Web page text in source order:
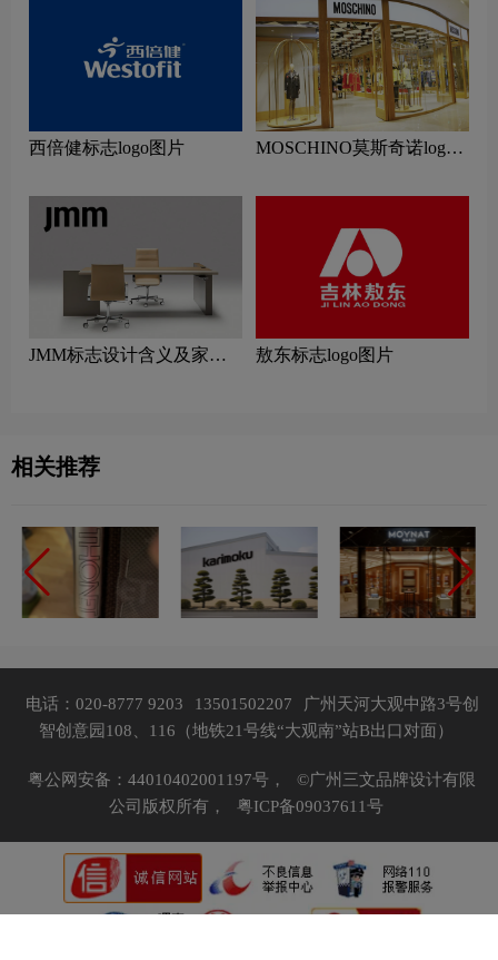
西倍健标志logo图片
MOSCHINO莫斯奇诺logo
念
JMM标志设计含义及家具
敖东标志logo图片
相关推荐
电话：020-8777 9203 13501502207
广州天河大观中路3号创
智创意园108、116（地铁21号线“大观南”站B出口对面）
粤公网安备：44010402001197号，
©广州三文品牌设计有限
公司版权所有，
粤ICP备09037611号